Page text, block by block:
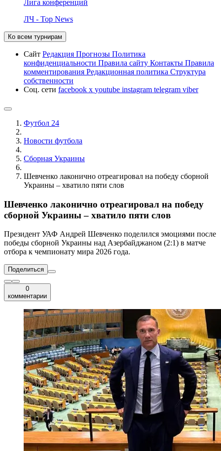
Лига конференций
ЛЧ - Top News
Ко всем турнирам
Сайт Редакция Прогнозы Политика
конфиденциальности Правила сайту Контакты Правила
комментирования Редакционная политика Структура
собственности
Соц. сети facebook x youtube instagram telegram viber
Футбол 24
Новости футбола
Сборная Украины
Шевченко лаконично отреагировал на победу сборной
Украины – хватило пяти слов
Шевченко лаконично отреагировал на победу
сборной Украины – хватило пяти слов
Президент УАФ Андрей Шевченко поделился эмоциями после
победы сборной Украины над Азербайджаном (2:1) в матче
отбора к чемпионату мира 2026 года.
Поделиться
0
комментарии